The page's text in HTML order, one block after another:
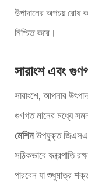
উপাদানের অপচয় রোধ
নিশ্চিত করে।
সারাংশ এবং
সারাংশে, আপনার
গুণগত মানের মধ্যে
মেশিনউপযুক্ত
সঠিকভাবে যন্ত্রপাতি
পারবেন যা শুধুমাত্র